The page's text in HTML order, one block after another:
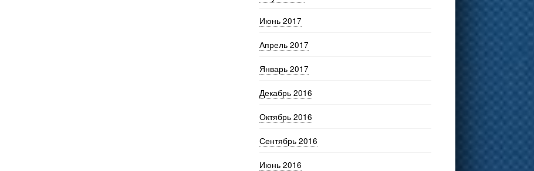
Июнь 2017
Апрель 2017
Январь 2017
Декабрь 2016
Октябрь 2016
Сентябрь 2016
Июнь 2016